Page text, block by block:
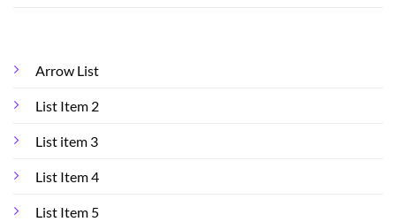
Arrow List
List Item 2
List item 3
List Item 4
List Item 5